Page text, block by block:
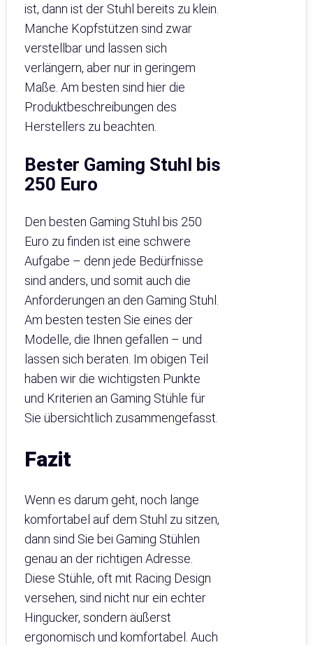
ist, dann ist der Stuhl bereits zu klein.
Manche Kopfstützen sind zwar
verstellbar und lassen sich
verlängern, aber nur in geringem
Maße. Am besten sind hier die
Produktbeschreibungen des
Herstellers zu beachten.
Bester Gaming Stuhl bis
250 Euro
Den besten Gaming Stuhl bis 250
Euro zu finden ist eine schwere
Aufgabe – denn jede Bedürfnisse
sind anders, und somit auch die
Anforderungen an den Gaming Stuhl.
Am besten testen Sie eines der
Modelle, die Ihnen gefallen – und
lassen sich beraten. Im obigen Teil
haben wir die wichtigsten Punkte
und Kriterien an Gaming Stühle für
Sie übersichtlich zusammengefasst.
Fazit
Wenn es darum geht, noch lange
komfortabel auf dem Stuhl zu sitzen,
dann sind Sie bei Gaming Stühlen
genau an der richtigen Adresse.
Diese Stühle, oft mit Racing Design
versehen, sind nicht nur ein echter
Hingucker, sondern äußerst
ergonomisch und komfortabel. Auch